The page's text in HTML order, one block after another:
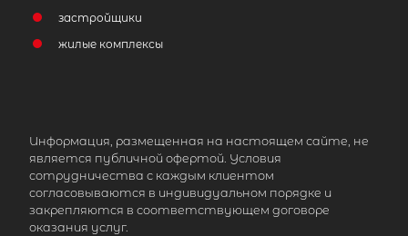
застройщики
жилые комплексы
Информация, размещенная на настоящем сайте, не
является публичной офертой. Условия
сотрудничества с каждым клиентом
согласовываются в индивидуальном порядке и
закрепляются в соответствующем договоре
оказания услуг.